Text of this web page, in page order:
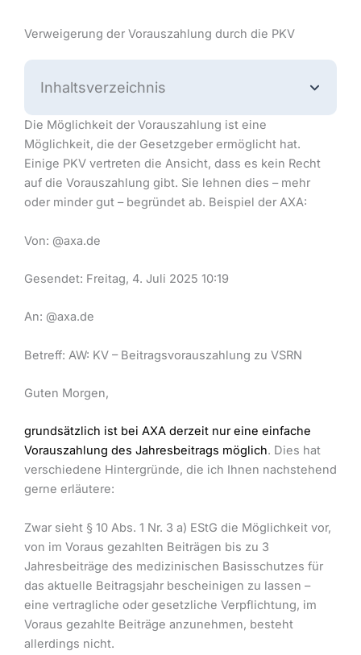
Verweigerung der Vorauszahlung durch die PKV
Inhaltsverzeichnis
Die Möglichkeit der Vorauszahlung ist eine
Möglichkeit, die der Gesetzgeber ermöglicht hat.
Einige PKV vertreten die Ansicht, dass es kein Recht
auf die Vorauszahlung gibt. Sie lehnen dies – mehr
oder minder gut – begründet ab. Beispiel der AXA:
Von: @axa.de
Gesendet: Freitag, 4. Juli 2025 10:19
An: @axa.de
Betreff: AW: KV – Beitragsvorauszahlung zu VSRN
Guten Morgen,
grundsätzlich ist bei AXA derzeit nur eine einfache
Vorauszahlung des Jahresbeitrags möglich. Dies hat
verschiedene Hintergründe, die ich Ihnen nachstehend
gerne erläutere:
Zwar sieht § 10 Abs. 1 Nr. 3 a) EStG die Möglichkeit vor,
von im Voraus gezahlten Beiträgen bis zu 3
Jahresbeiträge des medizinischen Basisschutzes für
das aktuelle Beitragsjahr bescheinigen zu lassen –
eine vertragliche oder gesetzliche Verpflichtung, im
Voraus gezahlte Beiträge anzunehmen, besteht
allerdings nicht.